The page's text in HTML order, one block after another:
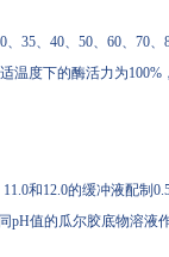
、40、50、60、
度下的酶活力为100%
、10.0、11.0和12.0的缓冲
值的瓜尔胶底物溶液作